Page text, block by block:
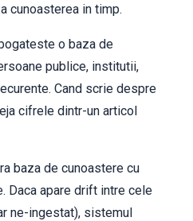
cunoasterea in timp.
o baza de
publice, institutii,
Cand scrie despre
cifrele dintr-un articol
baza de cunoastere cu
Daca apare drift intre cele
ne-ingestat), sistemul